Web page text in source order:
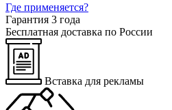
Где применяется?
Гарантия 3 года
Бесплатная доставка по России
Вставка для рекламы